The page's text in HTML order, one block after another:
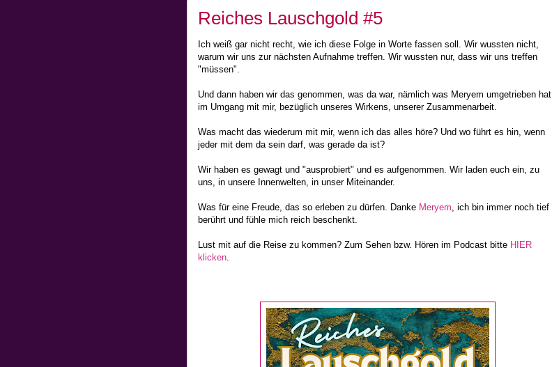
Reiches Lauschgold #5
Ich weiß gar nicht recht, wie ich diese Folge in Worte fassen soll. Wir wussten nicht,
warum wir uns zur nächsten Aufnahme treffen. Wir wussten nur, dass wir uns treffen
"müssen".
Und dann haben wir das genommen, was da war, nämlich was Meryem umgetrieben hat
im Umgang mit mir, bezüglich unseres Wirkens, unserer Zusammenarbeit.
Was macht das wiederum mit mir, wenn ich das alles höre? Und wo führt es hin, wenn
jeder mit dem da sein darf, was gerade da ist?
Wir haben es gewagt und "ausprobiert" und es aufgenommen. Wir laden euch ein, zu
uns, in unsere Innenwelten, in unser Miteinander.
Was für eine Freude, das so erleben zu dürfen. Danke Meryem, ich bin immer noch tief
berührt und fühle mich reich beschenkt.
Lust mit auf die Reise zu kommen? Zum Sehen bzw. Hören im Podcast bitte HIER
klicken.